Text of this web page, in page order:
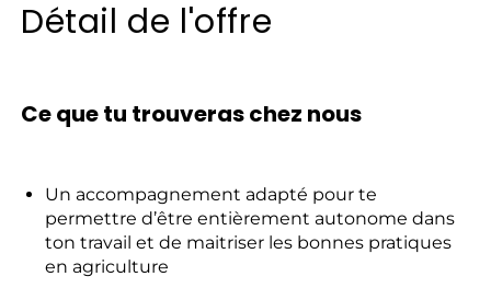
Détail de l'offre
Ce que tu trouveras chez nous
Un accompagnement adapté pour te
permettre d’être entièrement autonome dans
ton travail et de maitriser les bonnes pratiques
en agriculture